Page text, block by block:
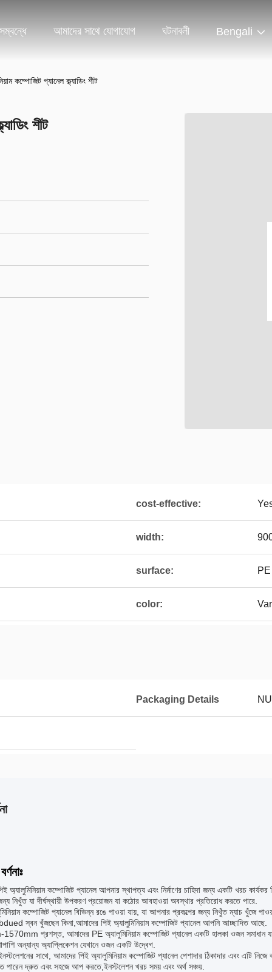
আমাদের সাথে যোগাযোগ ঘটনাবলী Bengali
কম্পোজিট প্যানেল ক্ল্যাডিং শীট
শীট
cost-effective:
width:
surface:
color:
Packaging Details
অ্যালুমিনিয়াম কম্পোজিট প্যানেল আপনার স্থাপত্য এবং নির্মাণের চাহিদা জন্য একটি খরচ
নিখুঁত যা দীর্ঘস্থায়ী উপকরণ প্রয়োজন যা কঠোর আবহাওয়া অবস্থার প্রতিরোধ করতে পারে.
কম্পোজিট প্যানেল বিভিন্ন রঙে পাওয়া যায়, যা আপনার প্রকল্পের জন্য নিখুঁত ম্যাচ খুঁজে
স্বন খুঁজছেন কিনা,আমাদের পিই অ্যালুমিনিয়াম কম্পোজিট প্যানেল আপনি আচ্ছাদিত আছে.
প্রশস্ত, আমাদের PE অ্যালুমিনিয়াম কম্পোজিট প্যানেল একটি হালকা ওজন সমাধান যা
অন্যান্য অ্যাপ্লিকেশন যেখানে ওজন একটি উদ্বেগ.
সাথে, আমাদের পিই অ্যালুমিনিয়াম কম্পোজিট প্যানেল পেশাদার ঠিকাদার এবং এটি
পারেন দ্রুত এবং সহজে আপ করতে,ইনস্টলেশন খরচ সময় এবং অর্থ সঞ্চয়.